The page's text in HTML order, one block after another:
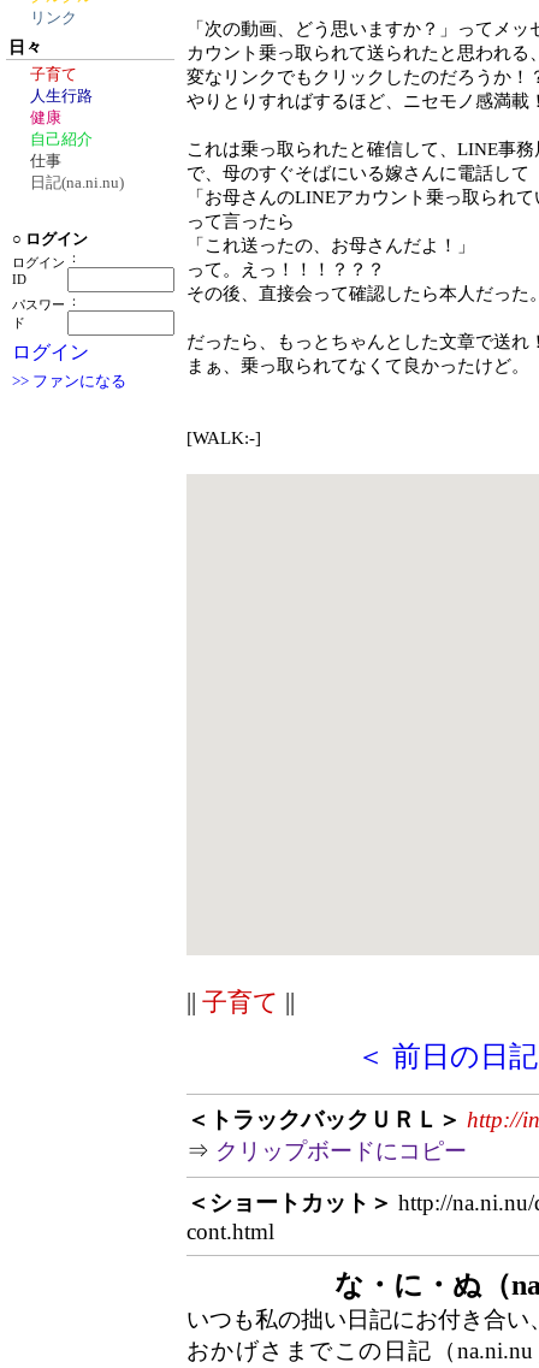
リンク
日々
子育て
人生行路
健康
自己紹介
仕事
日記(na.ni.nu)
○ ログイン
ログイン
ID
：
パスワー
ド
：
ログイン
>> ファンになる
「次の動画、どう思いますか？」ってメ
カウント乗っ取られて送られたと思われ
変なリンクでもクリックしたのだろうか！
やりとりすればするほど、ニセモノ感満載
これは乗っ取られたと確信して、LINE事
で、母のすぐそばにいる嫁さんに電話して
「お母さんのLINEアカウント乗っ取られ
って言ったら
「これ送ったの、お母さんだよ！」
って。えっ！！！？？？
その後、直接会って確認したら本人だった
だったら、もっとちゃんとした文章で送れ
まぁ、乗っ取られてなくて良かったけど。
[WALK:-]
|| 子育て ||
＜ 前日の日記
＜トラックバックＵＲＬ＞ http://
⇒ クリップボードにコピー
＜ショートカット＞ http://
cont.html
な・に・ぬ（
いつも私の拙い日記にお付き合
おかげさまでこの日記（